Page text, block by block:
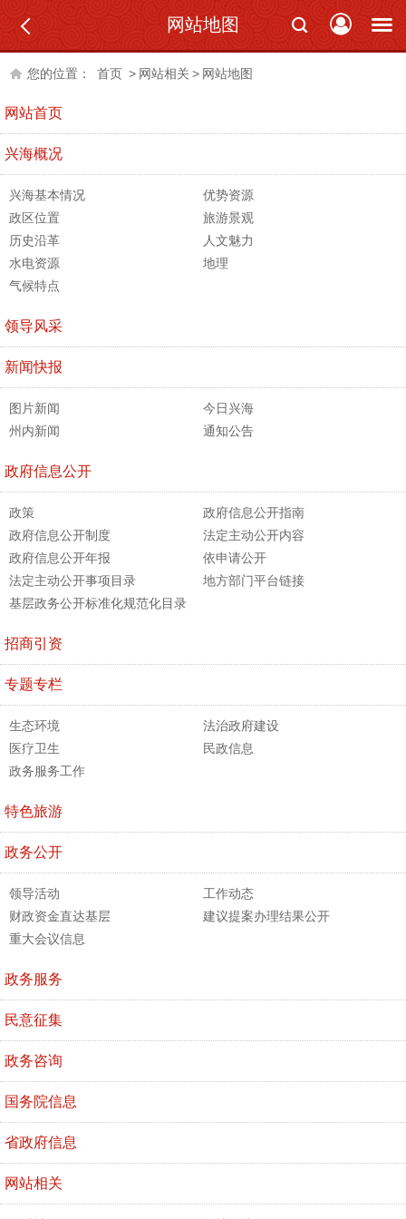
网站地图
您的位置： 首页 > 网站相关 > 网站地图
网站首页
兴海概况
兴海基本情况
优势资源
政区位置
旅游景观
历史沿革
人文魅力
水电资源
地理
气候特点
领导风采
新闻快报
图片新闻
今日兴海
州内新闻
通知公告
政府信息公开
政策
政府信息公开指南
政府信息公开制度
法定主动公开内容
政府信息公开年报
依申请公开
法定主动公开事项目录
地方部门平台链接
基层政务公开标准化规范化目录
招商引资
专题专栏
生态环境
法治政府建设
医疗卫生
民政信息
政务服务工作
特色旅游
政务公开
领导活动
工作动态
财政资金直达基层
建议提案办理结果公开
重大会议信息
政务服务
民意征集
政务咨询
国务院信息
省政府信息
网站相关